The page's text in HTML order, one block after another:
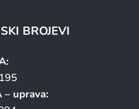
BROJEVI
– uprava: